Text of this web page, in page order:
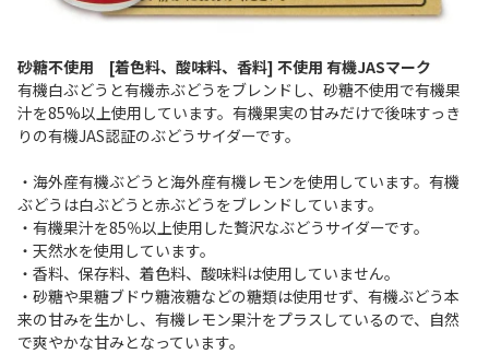
砂糖不使用 [着色料、酸味料、香料] 不使用 有機JASマーク
有機白ぶどうと有機赤ぶどうをブレンドし、砂糖不使用で有機果
汁を85%以上使用しています。有機果実の甘みだけで後味すっき
りの有機JAS認証のぶどうサイダーです。
・海外産有機ぶどうと海外産有機レモンを使用しています。有機
ぶどうは白ぶどうと赤ぶどうをブレンドしています。
・有機果汁を85％以上使用した贅沢なぶどうサイダーです。
・天然水を使用しています。
・香料、保存料、着色料、酸味料は使用していません。
・砂糖や果糖ブドウ糖液糖などの糖類は使用せず、有機ぶどう本
来の甘みを生かし、有機レモン果汁をプラスしているので、自然
で爽やかな甘みとなっています。